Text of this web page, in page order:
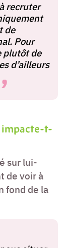
recruter
de
Pour
plutôt de
d’ailleurs
impacte-t-
sur lui-
de voir à
fond de la